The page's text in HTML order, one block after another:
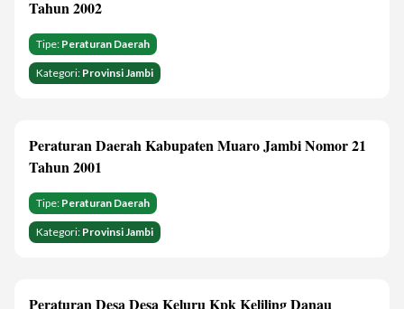
Tahun 2002
Tipe: Peraturan Daerah
Kategori: Provinsi Jambi
Peraturan Daerah Kabupaten Muaro Jambi Nomor 21
Tahun 2001
Tipe: Peraturan Daerah
Kategori: Provinsi Jambi
Peraturan Desa Desa Keluru Kpk Keliling Danau